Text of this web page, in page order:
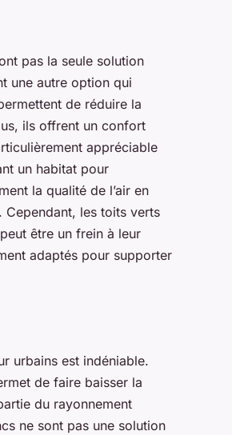
pas la seule solution
une autre option qui
de réduire la
ils offrent un confort
appréciable
un habitat pour
la qualité de l’air en
Cependant, les toits verts
être un frein à leur
adaptés pour supporter
urbains est indéniable.
de faire baisser la
du rayonnement
ne sont pas une solution